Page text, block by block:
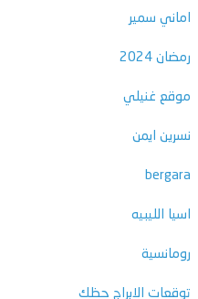
اماني سمير
رمضان 2024
موقع غنيلي
نسرين ايمن
bergara
اسيا الليبيه
رومانسية
توقعات الابراج حظك